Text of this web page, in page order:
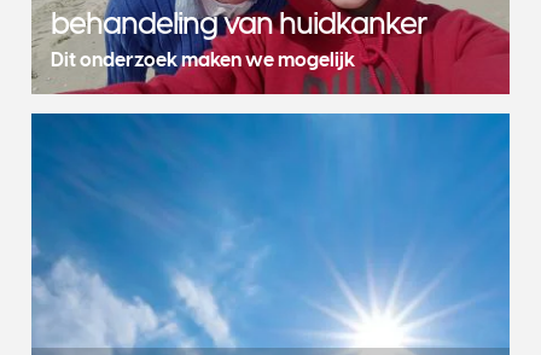
behandeling van huidkanker
Dit onderzoek maken we mogelijk